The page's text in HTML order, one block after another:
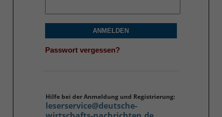
ANMELDEN
Passwort vergessen?
Hilfe bei der Anmeldung und Registrierung:
leserservice@deutsche-